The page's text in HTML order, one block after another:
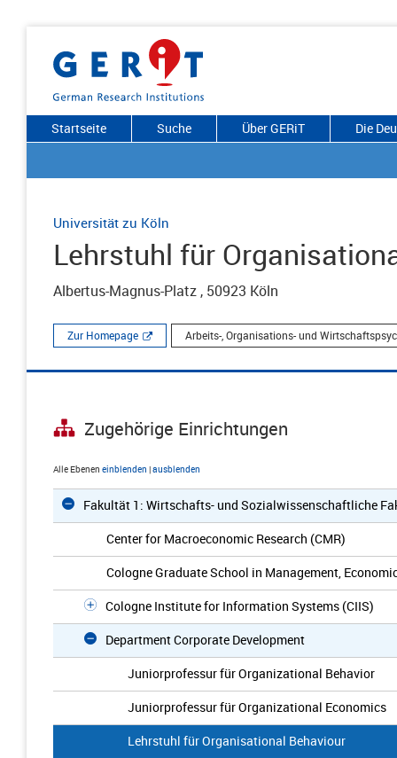
Startseite Suche Über GERiT Die
Universität zu Köln
Lehrstuhl für
Albertus-Magnus-Platz , 50923 Köln
Zur Homepage Arbeits-, Organisations- und
Zugehörige Einrichtungen
Alle Ebenen einblenden |ausblenden
Fakultät 1: Wirtschafts- und Sozialwissenschaftliche
Center for Macroeconomic Research (CMR)
Cologne Graduate School in Management,
Cologne Institute for Information Systems (CIIS)
Department Corporate Development
Juniorprofessur für Organizational Behavior
Juniorprofessur für Organizational Economics
Lehrstuhl für Organisational Behaviour